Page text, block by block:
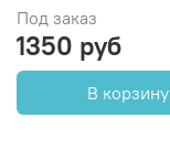
Под заказ
1350 руб
В корзину